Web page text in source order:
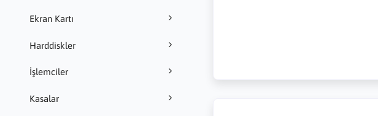
Ekran Kartı
Harddiskler
İşlemciler
Kasalar